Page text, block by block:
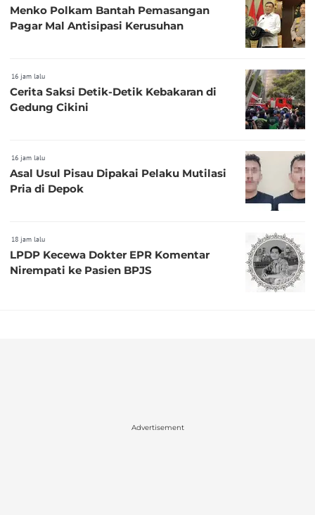
Menko Polkam Bantah Pemasangan
Pagar Mal Antisipasi Kerusuhan
16 jam lalu
Cerita Saksi Detik-Detik Kebakaran di
Gedung Cikini
16 jam lalu
Asal Usul Pisau Dipakai Pelaku Mutilasi
Pria di Depok
18 jam lalu
LPDP Kecewa Dokter EPR Komentar
Nirempati ke Pasien BPJS
Advertisement